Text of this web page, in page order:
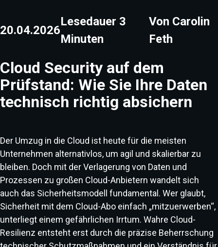
20.04.2026
Lesedauer 3
Minuten
Von Carolin
Feth
Cloud Security auf dem
Prüfstand: Wie Sie Ihre Daten
technisch richtig absichern
Der Umzug in die Cloud ist heute für die meisten
Unternehmen alternativlos, um agil und skalierbar zu
bleiben. Doch mit der Verlagerung von Daten und
Prozessen zu großen Cloud-Anbietern wandelt sich
auch das Sicherheitsmodell fundamental. Wer glaubt,
Sicherheit mit dem Cloud-Abo einfach „mitzuerwerben“,
unterliegt einem gefährlichen Irrtum. Wahre Cloud-
Resilienz entsteht erst durch die präzise Beherrschung